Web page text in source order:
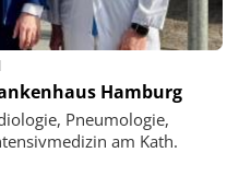
Hamburg
Pneumologie,
am Kath.